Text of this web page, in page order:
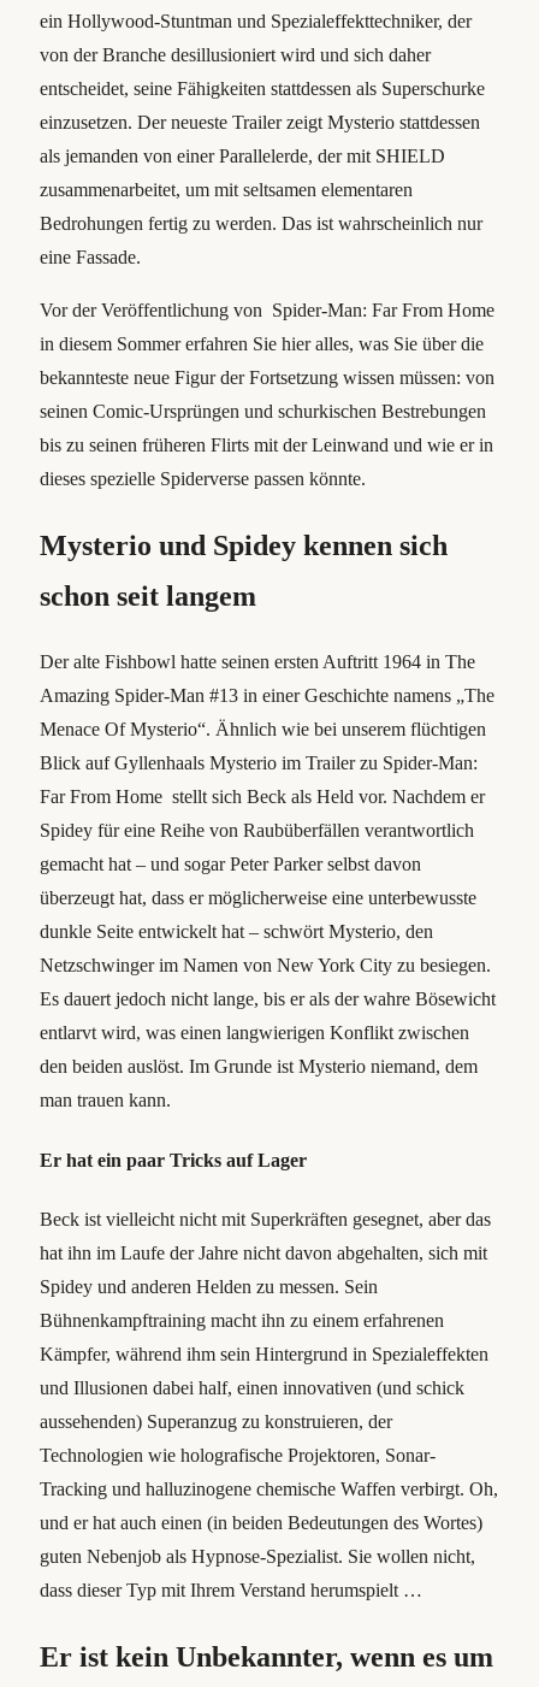
ein Hollywood-Stuntman und Spezialeffekttechniker, der
von der Branche desillusioniert wird und sich daher
entscheidet, seine Fähigkeiten stattdessen als Superschurke
einzusetzen. Der neueste Trailer zeigt Mysterio stattdessen
als jemanden von einer Parallelerde, der mit SHIELD
zusammenarbeitet, um mit seltsamen elementaren
Bedrohungen fertig zu werden. Das ist wahrscheinlich nur
eine Fassade.
Vor der Veröffentlichung von Spider-Man: Far From Home
in diesem Sommer erfahren Sie hier alles, was Sie über die
bekannteste neue Figur der Fortsetzung wissen müssen: von
seinen Comic-Ursprüngen und schurkischen Bestrebungen
bis zu seinen früheren Flirts mit der Leinwand und wie er in
dieses spezielle Spiderverse passen könnte.
Mysterio und Spidey kennen sich
schon seit langem
Der alte Fishbowl hatte seinen ersten Auftritt 1964 in The
Amazing Spider-Man #13 in einer Geschichte namens „The
Menace Of Mysterio“. Ähnlich wie bei unserem flüchtigen
Blick auf Gyllenhaals Mysterio im Trailer zu Spider-Man:
Far From Home stellt sich Beck als Held vor. Nachdem er
Spidey für eine Reihe von Raubüberfällen verantwortlich
gemacht hat – und sogar Peter Parker selbst davon
überzeugt hat, dass er möglicherweise eine unterbewusste
dunkle Seite entwickelt hat – schwört Mysterio, den
Netzschwinger im Namen von New York City zu besiegen.
Es dauert jedoch nicht lange, bis er als der wahre Bösewicht
entlarvt wird, was einen langwierigen Konflikt zwischen
den beiden auslöst. Im Grunde ist Mysterio niemand, dem
man trauen kann.
Er hat ein paar Tricks auf Lager
Beck ist vielleicht nicht mit Superkräften gesegnet, aber das
hat ihn im Laufe der Jahre nicht davon abgehalten, sich mit
Spidey und anderen Helden zu messen. Sein
Bühnenkampftraining macht ihn zu einem erfahrenen
Kämpfer, während ihm sein Hintergrund in Spezialeffekten
und Illusionen dabei half, einen innovativen (und schick
aussehenden) Superanzug zu konstruieren, der
Technologien wie holografische Projektoren, Sonar-
Tracking und halluzinogene chemische Waffen verbirgt. Oh,
und er hat auch einen (in beiden Bedeutungen des Wortes)
guten Nebenjob als Hypnose-Spezialist. Sie wollen nicht,
dass dieser Typ mit Ihrem Verstand herumspielt …
Er ist kein Unbekannter, wenn es um